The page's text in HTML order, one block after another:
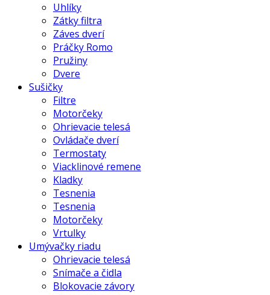
Uhlíky
Zátky filtra
Záves dverí
Práčky Romo
Pružiny
Dvere
Sušičky
Filtre
Motorčeky
Ohrievacie telesá
Ovládače dverí
Termostaty
Viacklinové remene
Kladky
Tesnenia
Tesnenia
Motorčeky
Vrtulky
Umývačky riadu
Ohrievacie telesá
Snímače a čidla
Blokovacie závory